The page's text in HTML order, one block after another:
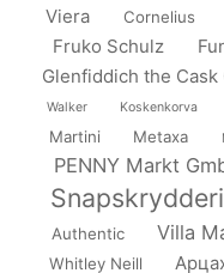
Viera
Cornelius
Fruko Schulz
Glenfiddich the
Walker
Koskenkorva
Martini Metaxa
PENNY Markt
Authentic
Villa
Whitley Neill